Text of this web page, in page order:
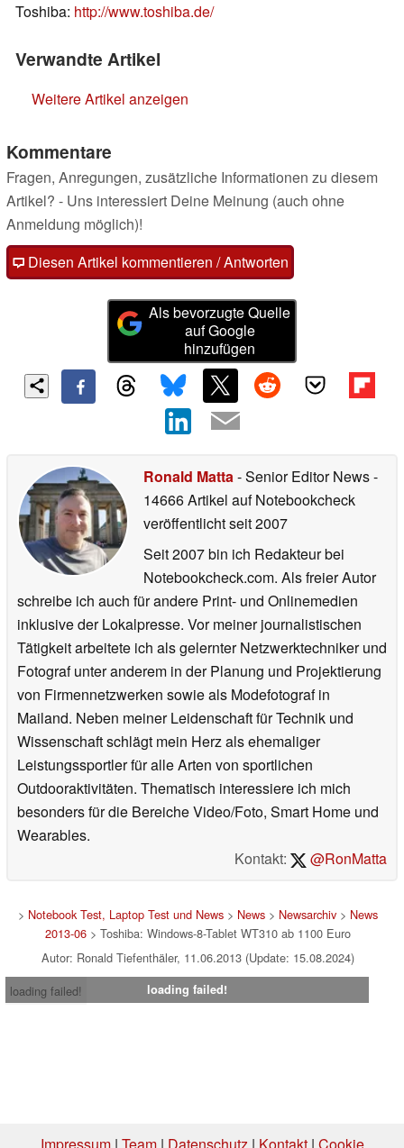
Toshiba: http://www.toshiba.de/
Verwandte Artikel
Weitere Artikel anzeigen
Kommentare
Fragen, Anregungen, zusätzliche Informationen zu diesem
Artikel? - Uns interessiert Deine Meinung (auch ohne
Anmeldung möglich)!
Diesen Artikel kommentieren / Antworten
Als bevorzugte Quelle
auf Google
hinzufügen
Ronald Matta- Senior Editor News-
14666 Artikel auf Notebookcheck
veröffentlichtseit 2007
Seit 2007 bin ich Redakteur bei
Notebookcheck.com. Als freier Autor
schreibe ich auch für andere Print- und Onlinemedien
inklusive der Lokalpresse. Vor meiner journalistischen
Tätigkeit arbeitete ich als gelernter Netzwerktechniker und
Fotograf unter anderem in der Planung und Projektierung
von Firmennetzwerken sowie als Modefotograf in
Mailand. Neben meiner Leidenschaft für Technik und
Wissenschaft schlägt mein Herz als ehemaliger
Leistungssportler für alle Arten von sportlichen
Outdooraktivitäten. Thematisch interessiere ich mich
besonders für die Bereiche Video/Foto, Smart Home und
Wearables.
Kontakt:
@RonMatta
> Notebook Test, Laptop Test und News> News> Newsarchiv> News
2013-06> Toshiba: Windows-8-Tablet WT310 ab 1100 Euro
Autor: Ronald Tiefenthäler, 11.06.2013 (Update: 15.08.2024)
loading failed!
loading failed!
Impressum| Team| Datenschutz | Kontakt| Cookie